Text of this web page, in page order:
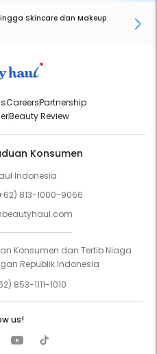
Skincare dan Makeup
CareersPartnership
Beauty Review
Konsumen
Indonesia
813-1000-9066
Konsumen dan Tertib Niaga
Republik Indonesia
853-1111-1010
us!